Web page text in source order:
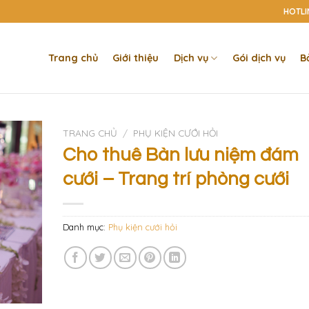
Trang chủ Giới thiệu Dịch vụ Gói dịch vụ
TRANG CHỦ / PHỤ KIỆN CƯỚI HỎI
Cho thuê Bàn lưu niệm đám
cưới – Trang trí phòng cưới
Danh mục: Phụ kiện cưới hỏi